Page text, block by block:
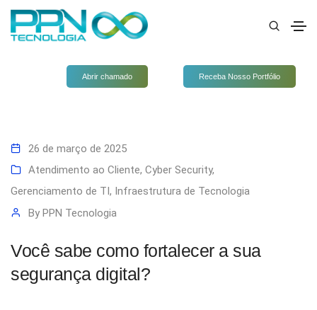
Abrir chamado Receba Nosso Portfólio
26 de março de 2025
Atendimento ao Cliente, Cyber Security,
Gerenciamento de TI, Infraestrutura de Tecnologia
By PPN Tecnologia
Você sabe como fortalecer a sua
segurança digital?